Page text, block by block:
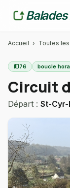
Accueil › Toutes
map76 boucle
Circuit
Départ : St-